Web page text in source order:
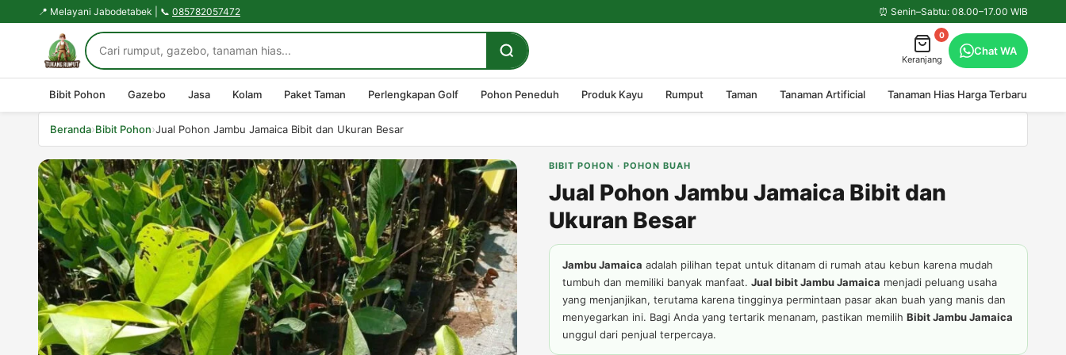
📍 Melayani Jabodetabek | 📞 085782057472 ⏰ Senin–Sabtu: 08.00–17.00 WIB
0
Keranjang
Chat WA
Bibit Pohon Gazebo Jasa Kolam Paket Taman Perlengkapan Golf Pohon Peneduh Produk Kayu Rumput Taman Tanaman Artificial Tanaman Hias Harga Terbaru
Beranda›Bibit Pohon›Jual Pohon Jambu Jamaica Bibit dan Ukuran Besar
BIBIT POHON · POHON BUAH
Jual Pohon Jambu Jamaica Bibit dan
Ukuran Besar
Jambu Jamaica adalah pilihan tepat untuk ditanam di rumah atau kebun karena mudah
tumbuh dan memiliki banyak manfaat. Jual bibit Jambu Jamaica menjadi peluang usaha
yang menjanjikan, terutama karena tingginya permintaan pasar akan buah yang manis dan
menyegarkan ini. Bagi Anda yang tertarik menanam, pastikan memilih Bibit Jambu Jamaica
unggul dari penjual terpercaya.